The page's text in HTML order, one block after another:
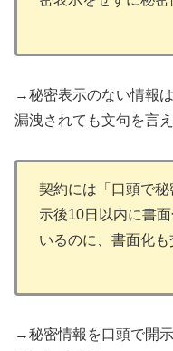
→秘密表示のない情報
漏洩されても文句を言え
契約には「口頭で
示後10日以内に書
いるのに、書面化
→秘密情報を口頭で開